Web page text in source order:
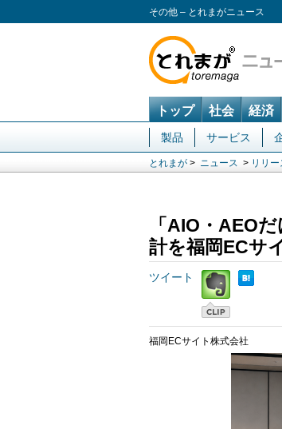
その他 – とれまがニュース
トップ 社会 経済
製品 サービス
とれまが > ニュース > リリ
「AIO・AEO
計を福岡ECサ
ツイート
福岡ECサイト株式会社